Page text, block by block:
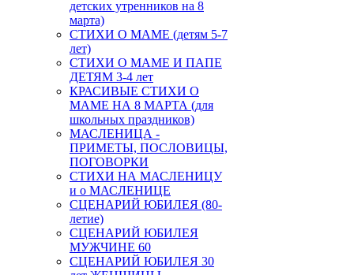
детских утренников на 8
марта)
СТИХИ О МАМЕ (детям 5-7
лет)
СТИХИ О МАМЕ И ПАПЕ
ДЕТЯМ 3-4 лет
КРАСИВЫЕ СТИХИ О
МАМЕ НА 8 МАРТА (для
школьных праздников)
МАСЛЕНИЦА -
ПРИМЕТЫ, ПОСЛОВИЦЫ,
ПОГОВОРКИ
СТИХИ НА МАСЛЕНИЦУ
и о МАСЛЕНИЦЕ
СЦЕНАРИЙ ЮБИЛЕЯ (80-
летие)
СЦЕНАРИЙ ЮБИЛЕЯ
МУЖЧИНЕ 60
СЦЕНАРИЙ ЮБИЛЕЯ 30